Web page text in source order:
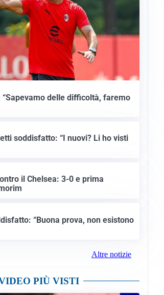
delle difficoltà, faremo
soddisfatto: “I nuovi? Li ho visti
il Chelsea: 3-0 e prima
“Buona prova, non esistono
Altre notizie
PIÙ VISTI